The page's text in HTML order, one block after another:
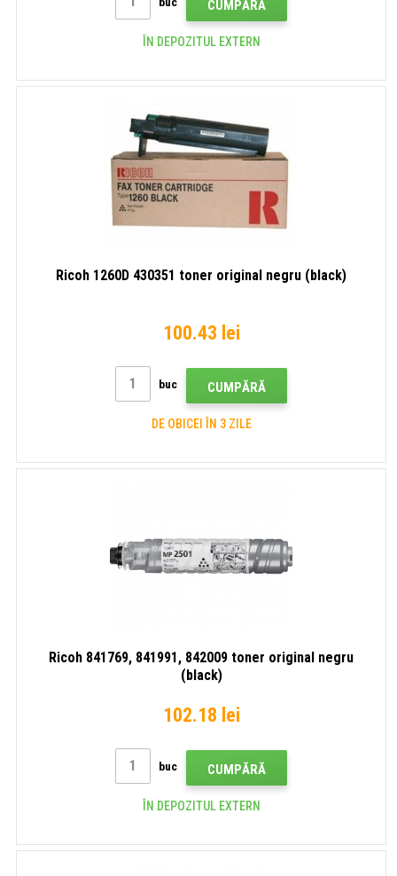
CUMPĂRĂ
ÎN DEPOZITUL EXTERN
Ricoh 1260D 430351 toner original negru (black)
100.43 lei
buc CUMPĂRĂ
DE OBICEI ÎN 3 ZILE
Ricoh 841769, 841991, 842009 toner original negru
(black)
102.18 lei
buc CUMPĂRĂ
ÎN DEPOZITUL EXTERN